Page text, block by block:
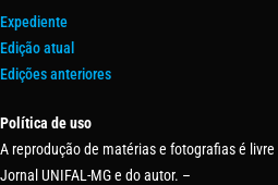
Expediente
Edição atual
Edições anteriores
Política de uso
A reprodução de matérias e fotografias é
Jornal UNIFAL-MG e do autor. –